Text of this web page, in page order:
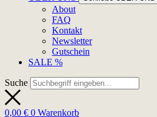
About
FAQ
Kontakt
Newsletter
Gutschein
SALE %
Suche
0,00 € 0 Warenkorb